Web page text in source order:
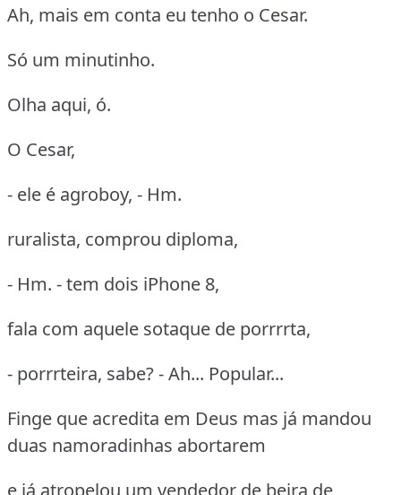
Ah, mais em conta eu tenho o Cesar.
Só um minutinho.
Olha aqui, ó.
O Cesar,
- ele é agroboy, - Hm.
ruralista, comprou diploma,
- Hm. - tem dois iPhone 8,
fala com aquele sotaque de porrrrta,
- porrrteira, sabe? - Ah... Popular...
Finge que acredita em Deus mas já mandou
duas namoradinhas abortarem